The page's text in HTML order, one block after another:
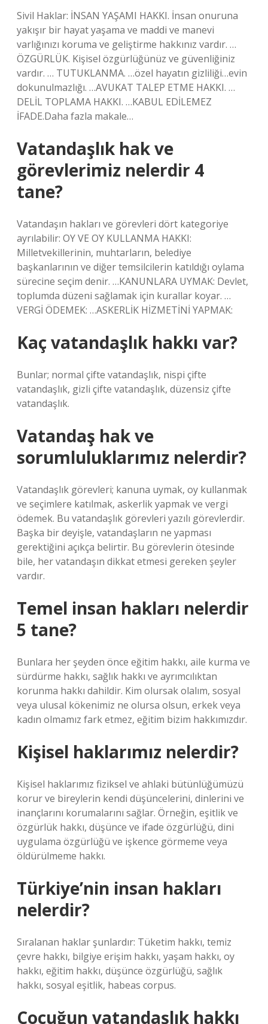
Sivil Haklar: İNSAN YAŞAMI HAKKI. İnsan onuruna
yakışır bir hayat yaşama ve maddi ve manevi
varlığınızı koruma ve geliştirme hakkınız vardır. …
ÖZGÜRLÜK. Kişisel özgürlüğünüz ve güvenliğiniz
vardır. … TUTUKLANMA. …özel hayatın gizliliği…evin
dokunulmazlığı. …AVUKAT TALEP ETME HAKKI. …
DELİL TOPLAMA HAKKI. …KABUL EDİLEMEZ
İFADE.Daha fazla makale…
Vatandaşlık hak ve
görevlerimiz nelerdir 4
tane?
Vatandaşın hakları ve görevleri dört kategoriye
ayrılabilir: OY VE OY KULLANMA HAKKI:
Milletvekillerinin, muhtarların, belediye
başkanlarının ve diğer temsilcilerin katıldığı oylama
sürecine seçim denir. …KANUNLARA UYMAK: Devlet,
toplumda düzeni sağlamak için kurallar koyar. …
VERGİ ÖDEMEK: …ASKERLİK HİZMETİNİ YAPMAK:
Kaç vatandaşlık hakkı var?
Bunlar; normal çifte vatandaşlık, nispi çifte
vatandaşlık, gizli çifte vatandaşlık, düzensiz çifte
vatandaşlık.
Vatandaş hak ve
sorumluluklarımız nelerdir?
Vatandaşlık görevleri; kanuna uymak, oy kullanmak
ve seçimlere katılmak, askerlik yapmak ve vergi
ödemek. Bu vatandaşlık görevleri yazılı görevlerdir.
Başka bir deyişle, vatandaşların ne yapması
gerektiğini açıkça belirtir. Bu görevlerin ötesinde
bile, her vatandaşın dikkat etmesi gereken şeyler
vardır.
Temel insan hakları nelerdir
5 tane?
Bunlara her şeyden önce eğitim hakkı, aile kurma ve
sürdürme hakkı, sağlık hakkı ve ayrımcılıktan
korunma hakkı dahildir. Kim olursak olalım, sosyal
veya ulusal kökenimiz ne olursa olsun, erkek veya
kadın olmamız fark etmez, eğitim bizim hakkımızdır.
Kişisel haklarımız nelerdir?
Kişisel haklarımız fiziksel ve ahlaki bütünlüğümüzü
korur ve bireylerin kendi düşüncelerini, dinlerini ve
inançlarını korumalarını sağlar. Örneğin, eşitlik ve
özgürlük hakkı, düşünce ve ifade özgürlüğü, dini
uygulama özgürlüğü ve işkence görmeme veya
öldürülmeme hakkı.
Türkiye’nin insan hakları
nelerdir?
Sıralanan haklar şunlardır: Tüketim hakkı, temiz
çevre hakkı, bilgiye erişim hakkı, yaşam hakkı, oy
hakkı, eğitim hakkı, düşünce özgürlüğü, sağlık
hakkı, sosyal eşitlik, habeas corpus.
Çocuğun vatandaşlık hakkı